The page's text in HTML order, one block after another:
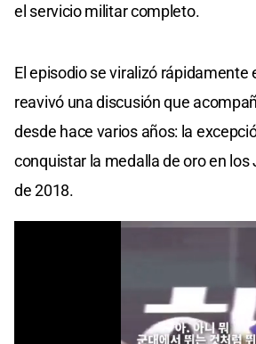
el servicio militar completo.
El episodio se viralizó rápidamente
reavivó una discusión que
desde hace varios años: la
conquistar la medalla de oro en
de 2018.